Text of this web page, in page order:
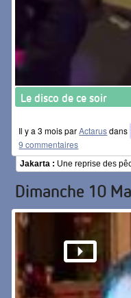
Le disco de ce soir
Il y a 3 mois parActarusdans
9 commentaires
Jakarta : Une reprise des
Dimanche 10